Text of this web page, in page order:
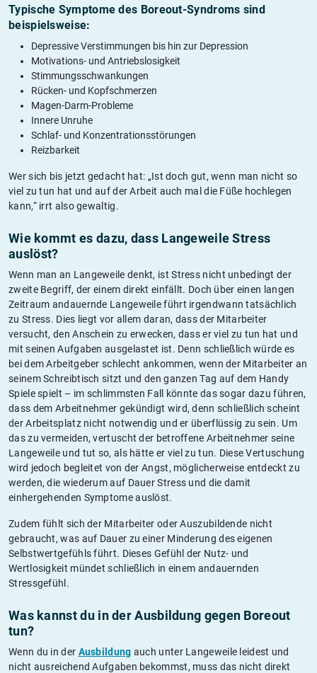
Typische Symptome des Boreout-Syndroms sind
beispielsweise:
Depressive Verstimmungen bis hin zur Depression
Motivations- und Antriebslosigkeit
Stimmungsschwankungen
Rücken- und Kopfschmerzen
Magen-Darm-Probleme
Innere Unruhe
Schlaf- und Konzentrationsstörungen
Reizbarkeit
Wer sich bis jetzt gedacht hat: „Ist doch gut, wenn man nicht so
viel zu tun hat und auf der Arbeit auch mal die Füße hochlegen
kann,“ irrt also gewaltig.
Wie kommt es dazu, dass Langeweile Stress
auslöst?
Wenn man an Langeweile denkt, ist Stress nicht unbedingt der
zweite Begriff, der einem direkt einfällt. Doch über einen langen
Zeitraum andauernde Langeweile führt irgendwann tatsächlich
zu Stress. Dies liegt vor allem daran, dass der Mitarbeiter
versucht, den Anschein zu erwecken, dass er viel zu tun hat und
mit seinen Aufgaben ausgelastet ist. Denn schließlich würde es
bei dem Arbeitgeber schlecht ankommen, wenn der Mitarbeiter an
seinem Schreibtisch sitzt und den ganzen Tag auf dem Handy
Spiele spielt – im schlimmsten Fall könnte das sogar dazu führen,
dass dem Arbeitnehmer gekündigt wird, denn schließlich scheint
der Arbeitsplatz nicht notwendig und er überflüssig zu sein. Um
das zu vermeiden, vertuscht der betroffene Arbeitnehmer seine
Langeweile und tut so, als hätte er viel zu tun. Diese Vertuschung
wird jedoch begleitet von der Angst, möglicherweise entdeckt zu
werden, die wiederum auf Dauer Stress und die damit
einhergehenden Symptome auslöst.
Zudem fühlt sich der Mitarbeiter oder Auszubildende nicht
gebraucht, was auf Dauer zu einer Minderung des eigenen
Selbstwertgefühls führt. Dieses Gefühl der Nutz- und
Wertlosigkeit mündet schließlich in einem andauernden
Stressgefühl.
Was kannst du in der Ausbildung gegen Boreout
tun?
Wenn du in der Ausbildung auch unter Langeweile leidest und
nicht ausreichend Aufgaben bekommst, muss das nicht direkt